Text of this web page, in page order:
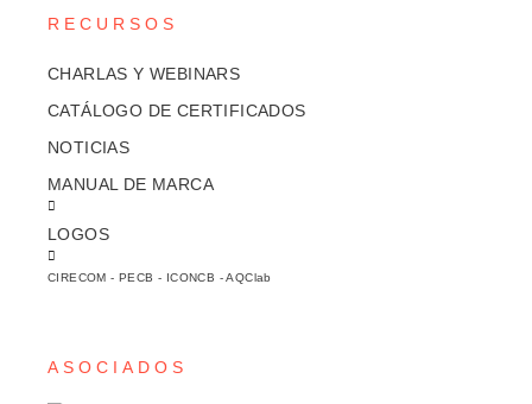
RECURSOS
CHARLAS Y WEBINARS
CATÁLOGO DE CERTIFICADOS
NOTICIAS
MANUAL DE MARCA
LOGOS
CIRECOM - PECB - ICONCB - AQClab
ASOCIADOS